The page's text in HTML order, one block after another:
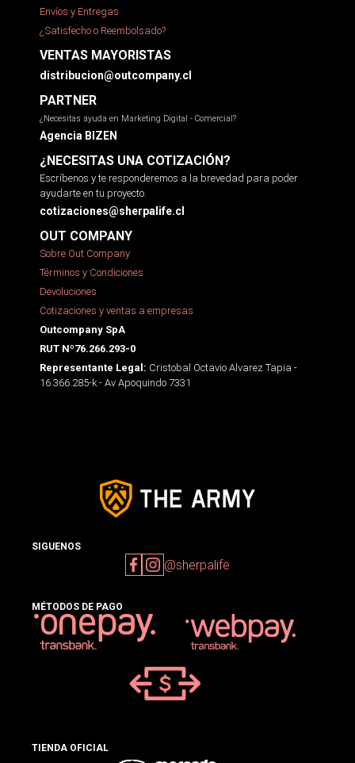
Envíos y Entregas
¿Satisfecho o Reembolsado?
VENTAS MAYORISTAS
distribucion@outcompany.cl
PARTNER
¿Necesitas ayuda en Marketing Digital - Comercial?
Agencia BIZEN
¿NECESITAS UNA COTIZACIÓN?
Escríbenos y te responderemos a la brevedad para poder
ayudarte en tu proyecto.
cotizaciones@sherpalife.cl
OUT COMPANY
Sobre Out Company
Términos y Condiciones
Devoluciones
Cotizaciones y ventas a empresas
Outcompany SpA
RUT Nº76.266.293-0
Representante Legal: Cristobal Octavio Alvarez Tapia -
16.366.285-k - Av Apoquindo 7331
SIGUENOS
@sherpalife
MÉTODOS DE PAGO
TIENDA OFICIAL